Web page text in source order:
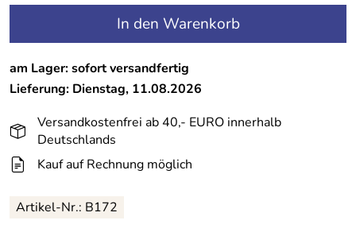
In den Warenkorb
am Lager: sofort versandfertig
Lieferung: Dienstag, 11.08.2026
Versandkostenfrei ab 40,- EURO innerhalb
Deutschlands
Kauf auf Rechnung möglich
Artikel-Nr.: B172